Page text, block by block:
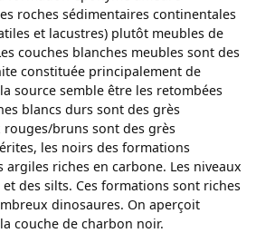
roches sédimentaires continentales
et lacustres) plutôt meubles de
couches blanches meubles sont des
constituée principalement de
source semble être les retombées
blancs durs sont des grès
rouges/bruns sont des grès
les noirs des formations
argiles riches en carbone. Les niveaux
des silts. Ces formations sont riches
dinosaures. On aperçoit
couche de charbon noir.